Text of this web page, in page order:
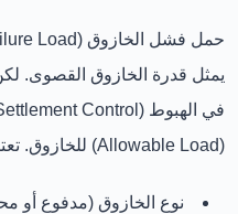
حمل فشل الخازوق (Failure Load)
يمثل قدرة الخازوق القصوى.
في الهبوط (Settlement Control)
(Allowable Load) للخازوق. تعتمد عوامل الأمان على:
نوع الخازوق (مدفوع أو